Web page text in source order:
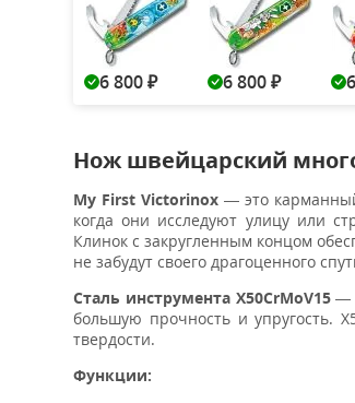
6 800 ₽ 6 800 ₽
Нож швейцарский
My First Victorinox — это
когда они исследуют улицу или
Клинок с закругленным концом
не забудут своего драгоценного
Сталь инструмента X50CrMoV15—
большую прочность и упругость.
твердости.
Функции: